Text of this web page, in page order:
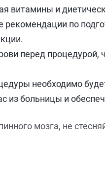
витамины и
по
перед
необходимо
больницы и
мозга, не